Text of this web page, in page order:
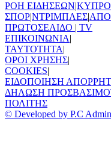
ΡΟΗ ΕΙΔΗΣΕΩΝ|
ΣΠΟΡ|ΝΤΡΙΜΠΛΕΣ|
ΠΡΩΤΟΣΕΛΙΔΟ | TV
ΕΠΙΚΟΙΝΩΝΙΑ|
TAYTOTHTA|
ΟΡΟΙ ΧΡΗΣΗΣ|
COOKIES|
ΕΙΔΟΠΟΙΗΣΗ
ΔΗΛΩΣΗ
ΠΟΛΙΤΗΣ
© Developed by P.C